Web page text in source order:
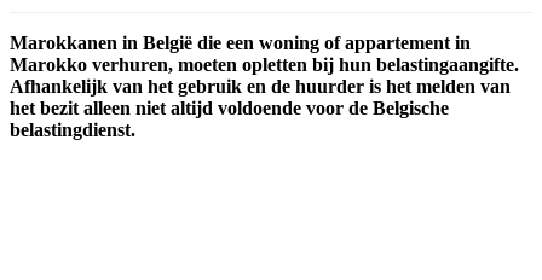
Marokkanen in België die een woning of appartement in
Marokko verhuren, moeten opletten bij hun belastingaangifte.
Afhankelijk van het gebruik en de huurder is het melden van
het bezit alleen niet altijd voldoende voor de Belgische
belastingdienst.